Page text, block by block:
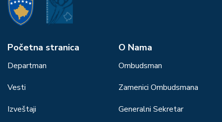
Početna stranica
Departman
Vesti
Izveštaji
О Nama
Ombudsman
Zamenici Ombudsmana
Generalni Sekretar